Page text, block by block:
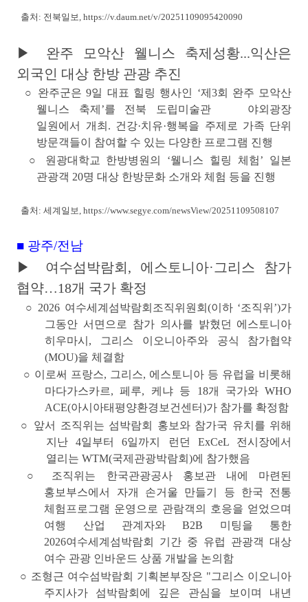
출처: 전북일보, https://v.daum.net/v/20251109095420090
▶ 완주 모악산 웰니스 축제성황...익산은
외국인 대상 한방 관광 추진
○ 완주군은 9일 대표 힐링 행사인 ‘제3회 완주 모악산
웰니스 축제’를 전북 도립미술관 야외광장
일원에서 개최. 건강·치유·행복을 주제로 가족 단위
방문객들이 참여할 수 있는 다양한 프로그램 진행
○ 원광대학교 한방병원의 ‘웰니스 힐링 체험’ 일본
관광객 20명 대상 한방문화 소개와 체험 등을 진행
출처: 세계일보, https://www.segye.com/newsView/20251109508107
■ 광주/전남
▶ 여수섬박람회, 에스토니아·그리스 참가
협약…18개 국가 확정
○ 2026 여수세계섬박람회조직위원회 (이하 ‘조직위’)가
그동안 서면으로 참가 의사를 밝혔던 에스토니아
히우마시, 그리스 이오니아주와 공식 참가협약
(MOU)을 체결함
○ 이로써 프랑스, 그리스, 에스토니아 등 유럽을 비롯해
마다가스카르, 페루, 케냐 등 18개 국가와 WHO
ACE(아시아태평양환경보건센터)가 참가를 확정함
○ 앞서 조직위는 섬박람회 홍보와 참가국 유치를 위해
지난 4일부터 6일까지 런던 ExCeL 전시장에서
열리는 WTM(국제관광박람회)에 참가했음
○ 조직위는 한국관광공사 홍보관 내에 마련된
홍보부스에서 자개 손거울 만들기 등 한국 전통
체험프로그램 운영으로 관람객의 호응을 얻었으며
여행 산업 관계자와 B2B 미팅을 통한
2026여수세계섬박람회 기간 중 유럽 관광객 대상
여수 관광 인바운드 상품 개발을 논의함
○ 조형근 여수섬박람회 기획본부장은 "그리스 이오니아
주지사가 섬박람회에 깊은 관심을 보이며 내년